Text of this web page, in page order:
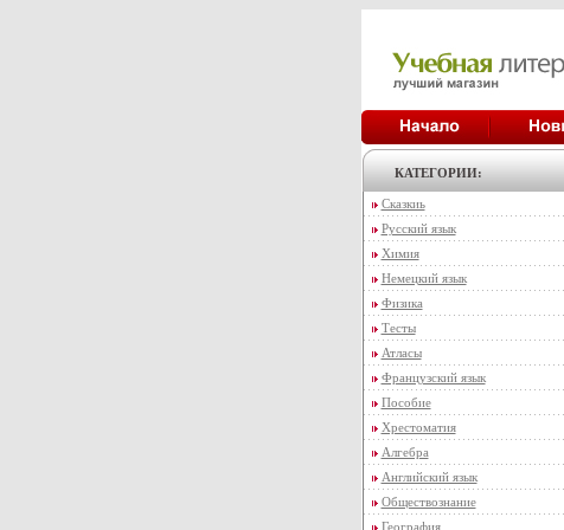
КАТЕГОРИИ:
Сказкиь
Русский язык
Химия
Немецкий язык
Физика
Тесты
Атласы
Французский язык
Пособие
Хрестоматия
Алгебра
Английский язык
Обществознание
География